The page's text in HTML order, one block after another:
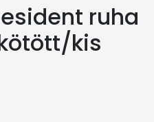
ruha
kis